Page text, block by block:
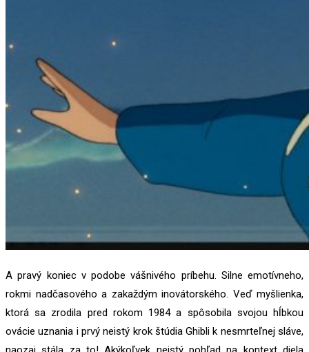
A pravý koniec v podobe vášnivého príbehu. Silne emotívneho,
rokmi nadčasového a zakaždým inovátorského. Veď myšlienka,
ktorá sa zrodila pred rokom 1984 a spôsobila svojou hĺbkou
ovácie uznania i prvý neistý krok štúdia Ghibli k nesmrteľnej sláve,